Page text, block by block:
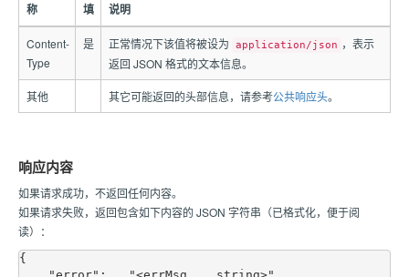
称
填
说明
Content-
Type
是 正常情况下该值将被设为 application/json ，表示
返回 JSON 格式的文本信息。
其他 其它可能返回的头部信息，请参考公共响应头。
响应内容
如果请求成功，不返回任何内容。
如果请求失败，返回包含如下内容的 JSON 字符串（已格式化，便于阅
读）：
{